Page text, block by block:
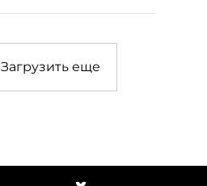
Загрузить еще